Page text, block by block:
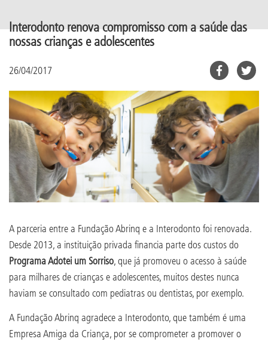
Interodonto renova compromisso com a saúde das
nossas crianças e adolescentes
26/04/2017
A parceria entre a Fundação Abrinq e a Interodonto foi renovada.
Desde 2013, a instituição privada financia parte dos custos do
Programa Adotei um Sorriso, que já promoveu o acesso à saúde
para milhares de crianças e adolescentes, muitos destes nunca
haviam se consultado com pediatras ou dentistas, por exemplo.
A Fundação Abrinq agradece a Interodonto, que também é uma
Empresa Amiga da Criança, por se comprometer a promover o